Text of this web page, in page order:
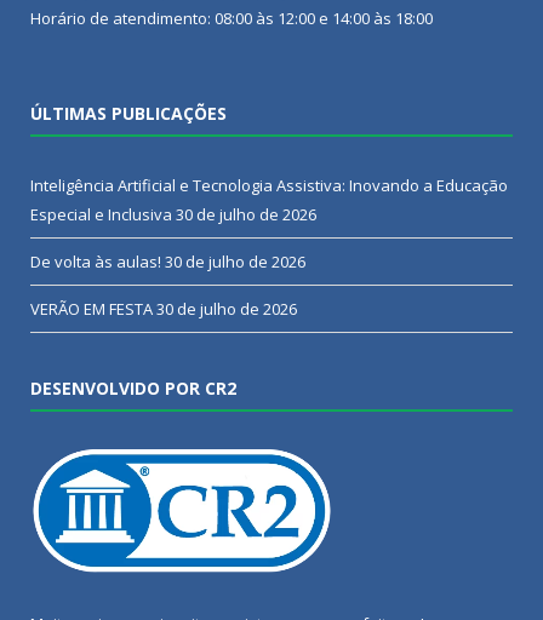
Horário de atendimento: 08:00 às 12:00 e 14:00 às 18:00
ÚLTIMAS PUBLICAÇÕES
Inteligência Artificial e Tecnologia Assistiva: Inovando a Educação
Especial e Inclusiva 30 de julho de 2026
De volta às aulas! 30 de julho de 2026
VERÃO EM FESTA30 de julho de 2026
DESENVOLVIDO POR CR2